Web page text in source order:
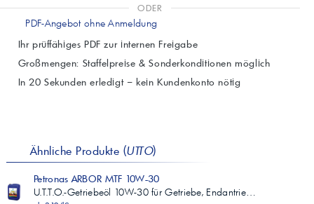
ODER
PDF-Angebot ohne Anmeldung
Ihr prüffähiges PDF zur internen Freigabe
Großmengen: Staffelpreise & Sonderkonditionen möglich
In 20 Sekunden erledigt – kein Kundenkonto nötig
Ähnliche Produkte (UTTO)
Petronas ARBOR MTF 10W-30
U.T.T.O.-Getriebeöl 10W-30 für Getriebe, Endantrie…